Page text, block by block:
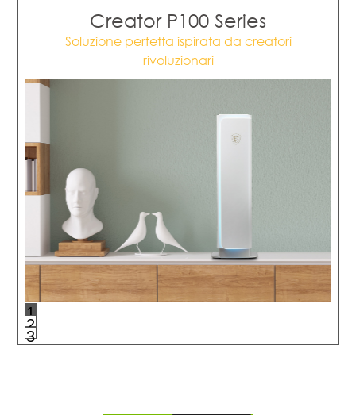
1
2
3
Creator P100 Series
Soluzione perfetta ispirata da creatori
rivoluzionari